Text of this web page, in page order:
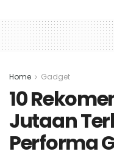
Home Gadget
10
Jutaan
Performa